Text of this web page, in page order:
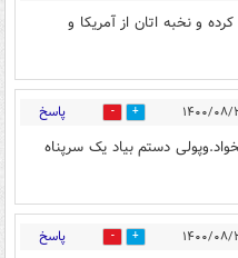
و نخبه اتان از آمریکا و
4 پاسخ
دستم بیاد یک سرپناه
13 پاسخ